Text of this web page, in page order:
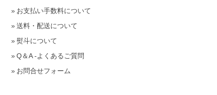
お支払い手数料について
送料・配送について
熨斗について
Q＆A -よくあるご質問
お問合せフォーム